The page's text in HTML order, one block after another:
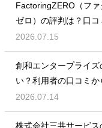
FactoringZERO（フ
ゼロ）の評判は？口コ
2026.07.15
創和エンタープライズ
い？利用者の口コミか
底解説
2026.07.14
株式会社三共サービス